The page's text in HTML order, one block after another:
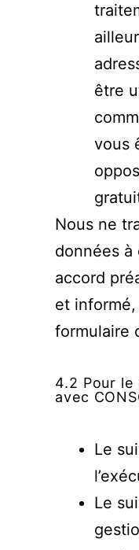
être
vous
Nous ne
données à
accord
et
formulaire
4.2 Pour
avec
Le
Le